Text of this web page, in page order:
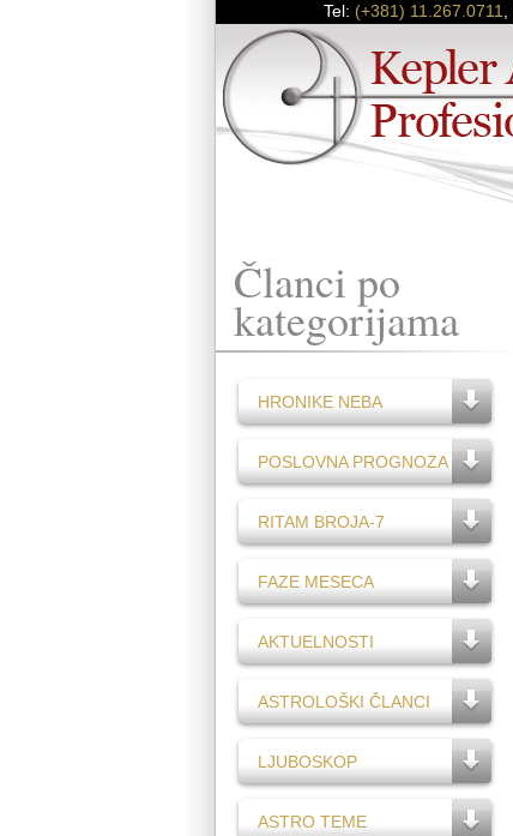
Tel: (+381) 11.267.0711
Članci po
kategorijama
HRONIKE NEBA
POSLOVNA PROGNOZA
RITAM BROJA-7
FAZE MESECA
AKTUELNOSTI
ASTROLOŠKI ČLANCI
LJUBOSKOP
ASTRO TEME